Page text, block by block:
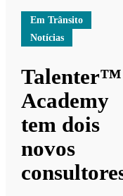
Em Trânsito
Notícias
Talenter™
Academy
tem dois
novos